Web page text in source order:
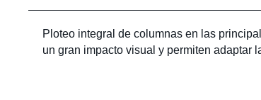
Ploteo integral de columnas en las
un gran impacto visual y permiten adaptar